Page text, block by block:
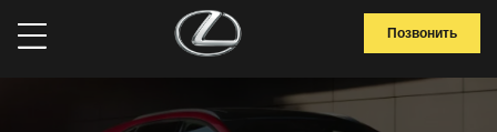
Позвонить